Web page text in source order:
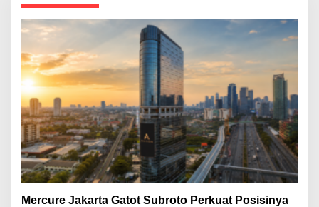
Mercure Jakarta Gatot Subroto Perkuat Posisinya